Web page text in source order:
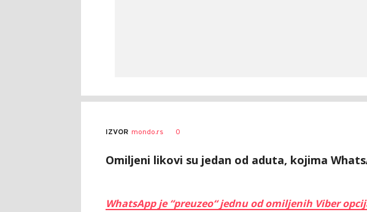
IZVOR mondo.rs 0
Omiljeni likovi su jedan od aduta, kojima
WhatsApp je “preuzeo“ jednu od omiljenih Viber